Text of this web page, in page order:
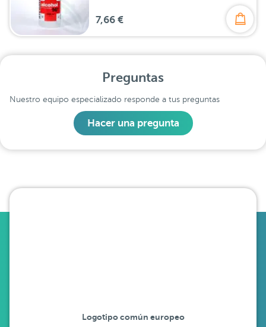
7,66 €
Preguntas
Nuestro equipo especializado responde a tus preguntas
Hacer una pregunta
Logotipo común europeo